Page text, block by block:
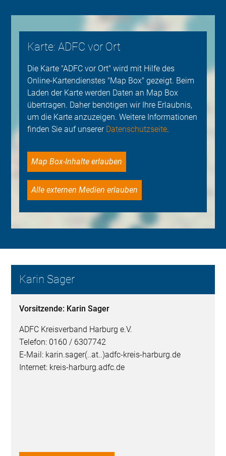
Karte: ADFC vor Ort
Die Karte "ADFC vor Ort" wird mit Hilfe des
Online-Kartendienstes "Map Box" gezeigt. Beim
Laden der Karte werden Daten an Map Box
übertragen. Daher benötigen wir Ihre Erlaubnis,
um die Karte anzuzeigen. Weitere Informationen
finden Sie auf unserer Datenschutzseite.
Map Box-Inhalte erlauben
Alle externen Medien erlauben
Karin Sager
Vorsitzende: Karin Sager
ADFC Kreisverband Harburg e.V.
Telefon: 0160 / 6307742
E-Mail: karin.sager(..at..)adfc-kreis-harburg.de
Internet: kreis-harburg.adfc.de